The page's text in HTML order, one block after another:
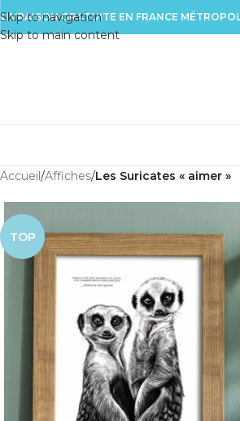
Skip to navigation
Skip to main content
LIVRAISON GRATUITE EN FRANCE
Accueil/Affiches/Les Suricates « aimer »
TOP